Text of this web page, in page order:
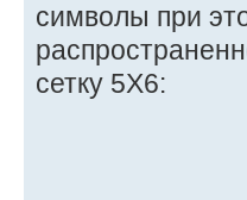
символы при
сетку 5Х6: